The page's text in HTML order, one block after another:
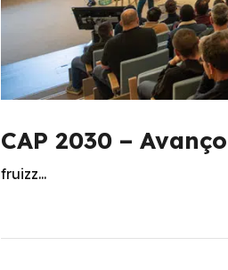
CAP 2030 –
fruizz...